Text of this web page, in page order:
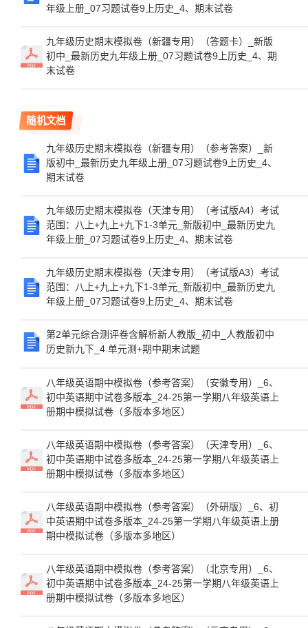
年级上册_07习题试卷9上历史_4、期末试卷
九年级历史期末模拟卷（新疆专用）（答题卡）_新版
初中_最新历史九年级上册_07习题试卷9上历史_4、期
末试卷
随机文档
九年级历史期末模拟卷（新疆专用）（参考答案）_新
版初中_最新历史九年级上册_07习题试卷9上历史_4、
期末试卷
九年级历史期末模拟卷（天津专用）（考试版A4）考试
范围：八上+九上+九下1-3单元_新版初中_最新历史九
年级上册_07习题试卷9上历史_4、期末试卷
九年级历史期末模拟卷（天津专用）（考试版A3）考试
范围：八上+九上+九下1-3单元_新版初中_最新历史九
年级上册_07习题试卷9上历史_4、期末试卷
第2单元综合测评卷含解析新人教版_初中_人教版初中
历史新九下_4.单元测+期中期末试题
八年级英语期中模拟卷（参考答案）（安徽专用）_6、
初中英语期中试卷多版本_24-25第一学期八年级英语上
册期中模拟试卷（多版本多地区）
八年级英语期中模拟卷（参考答案）（天津专用）_6、
初中英语期中试卷多版本_24-25第一学期八年级英语上
册期中模拟试卷（多版本多地区）
八年级英语期中模拟卷（参考答案）（外研版）_6、初
中英语期中试卷多版本_24-25第一学期八年级英语上册
期中模拟试卷（多版本多地区）
八年级英语期中模拟卷（参考答案）（北京专用）_6、
初中英语期中试卷多版本_24-25第一学期八年级英语上
册期中模拟试卷（多版本多地区）